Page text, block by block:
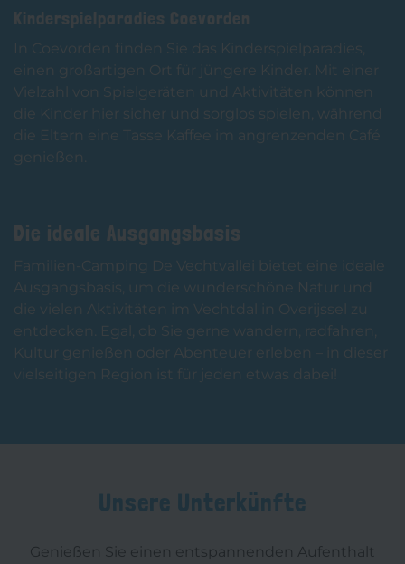
Kinderspielparadies Coevorden
In Coevorden finden Sie das Kinderspielparadies,
einen großartigen Ort für jüngere Kinder. Mit einer
Vielzahl von Spielgeräten und Aktivitäten können
die Kinder hier sicher und sorglos spielen, während
die Eltern eine Tasse Kaffee im angrenzenden Café
genießen.
Die ideale Ausgangsbasis
Familien-Camping De Vechtvallei bietet eine ideale
Ausgangsbasis, um die wunderschöne Natur und
die vielen Aktivitäten im Vechtdal in Overijssel zu
entdecken. Egal, ob Sie gerne wandern, radfahren,
Kultur genießen oder Abenteuer erleben – in dieser
vielseitigen Region ist für jeden etwas dabei!
Unsere Unterkünfte
Genießen Sie einen entspannenden Aufenthalt